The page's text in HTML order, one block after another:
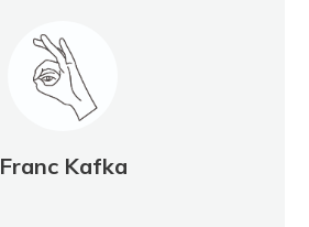
Franc Kafka